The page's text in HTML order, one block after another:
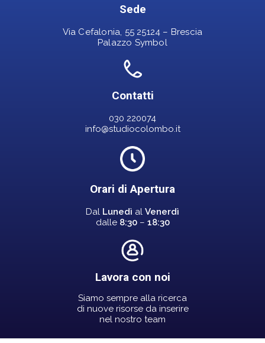
Sede
Via Cefalonia, 55 25124 – Brescia
Palazzo Symbol
Contatti
030 220074
info@studiocolombo.it
Orari di Apertura
Dal Lunedì al Venerdì
dalle 8:30– 18:30
Lavora con noi
Siamo sempre alla ricerca
di nuove risorse da inserire
nel nostro team